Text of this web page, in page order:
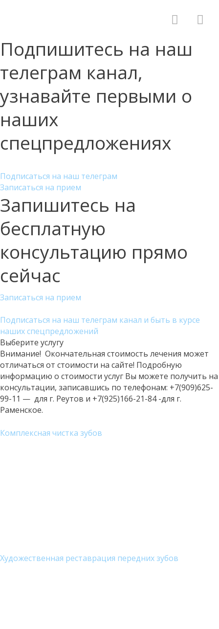
Подпишитесь на наш
телеграм канал,
узнавайте первыми о
наших
спецпредложениях
Подписаться на наш телеграм
Записаться на прием
Запишитесь на
бесплатную
консультацию прямо
сейчас
Записаться на прием
Подписаться на наш телеграм канал и быть в курсе
наших спецпредложений
Выберите услугу
Внимание! Окончательная стоимость лечения может
отличаться от стоимости на сайте! Подробную
информацию о стоимости услуг Вы можете получить на
консультации, записавшись по телефонам: +7(909)625-
99-11 — для г. Реутов и +7(925)166-21-84 -для г.
Раменское.
Комплексная чистка зубов
Художественная реставрация передних зубов